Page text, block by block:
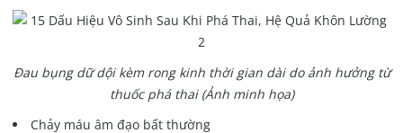
Đau bụng dữ dội kèm rong kinh thời gian dài do ảnh hưởng từ
thuốc phá thai (Ảnh minh họa)
Chảy máu âm đạo bất thường